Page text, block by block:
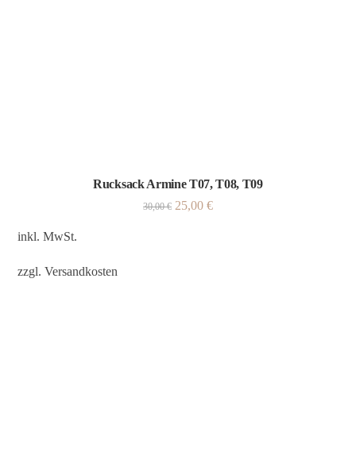
Rucksack Armine T07, T08, T09
30,00€ 25,00 €
inkl. MwSt.
zzgl.Versandkosten